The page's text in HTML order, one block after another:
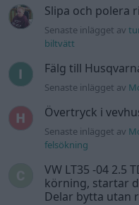
Slipa och polera
Senaste inlägget av
biltvätt
Fälg till
Senaste inlägget av
Övertryck i
Senaste inlägget av
felsökning
VW LT35 -04 2.5
körning, startar
Delar bytta utan